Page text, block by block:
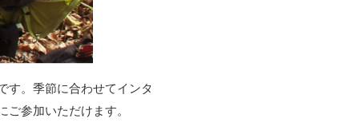
す。季節に合わせてインタ
参加いただけます。